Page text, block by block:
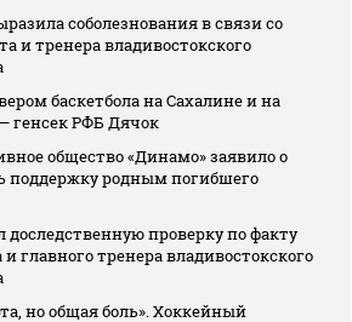
соболезнования в связи со
и тренера владивостокского
баскетбола на Сахалине и на
генсек РФБ Дячок
общество «Динамо» заявило о
поддержку родным погибшего
проверку по факту
главного тренера владивостокского
но общая боль». Хоккейный